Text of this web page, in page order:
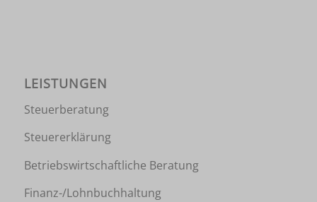
LEISTUNGEN
Steuerberatung
Steuererklärung
Betriebswirtschaftliche Beratung
Finanz-/Lohnbuchhaltung